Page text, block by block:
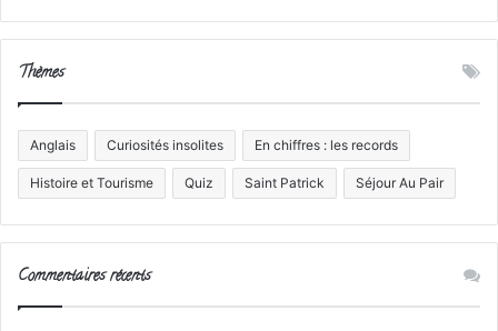
Thèmes
Anglais Curiosités insolites En chiffres : les records
Histoire et Tourisme Quiz Saint Patrick Séjour Au Pair
Commentaires récents